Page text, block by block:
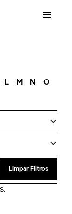
L M N O
Limpar Filtros